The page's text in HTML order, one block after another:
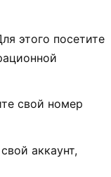
этого посетите
свой номер
аккаунт,